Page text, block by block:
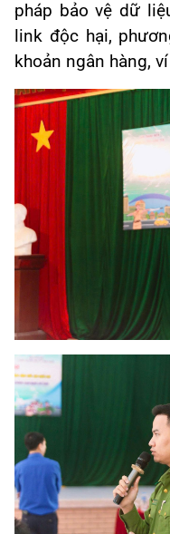
pháp bảo vệ dữ
link độc hại,
khoản ngân hàng,